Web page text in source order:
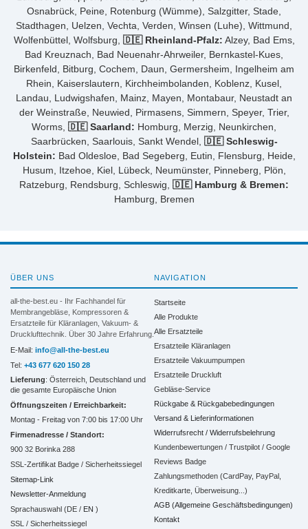
Osnabrück, Peine, Rotenburg (Wümme), Salzgitter, Stade,
Stadthagen, Uelzen, Vechta, Verden, Winsen (Luhe), Wittmund,
Wolfenbüttel, Wolfsburg, 🇩🇪 Rheinland-Pfalz: Alzey, Bad Ems,
Bad Kreuznach, Bad Neuenahr-Ahrweiler, Bernkastel-Kues,
Birkenfeld, Bitburg, Cochem, Daun, Germersheim, Ingelheim am
Rhein, Kaiserslautern, Kirchheimbolanden, Koblenz, Kusel,
Landau, Ludwigshafen, Mainz, Mayen, Montabaur, Neustadt an
der Weinstraße, Neuwied, Pirmasens, Simmern, Speyer, Trier,
Worms, 🇩🇪 Saarland: Homburg, Merzig, Neunkirchen,
Saarbrücken, Saarlouis, Sankt Wendel, 🇩🇪 Schleswig-
Holstein: Bad Oldesloe, Bad Segeberg, Eutin, Flensburg, Heide,
Husum, Itzehoe, Kiel, Lübeck, Neumünster, Pinneberg, Plön,
Ratzeburg, Rendsburg, Schleswig, 🇩🇪 Hamburg & Bremen:
Hamburg, Bremen
ÜBER UNS
all-the-best.eu - Ihr Fachhandel für
Membrangebläse, Kompressoren &
Ersatzteile für Kläranlagen, Vakuum- &
Drucklufttechnik. Über 30 Jahre Erfahrung.
E-Mail: info@all-the-best.eu
Tel: +43 677 620 150 28
Lieferung: Österreich, Deutschland und
die gesamte Europäische Union
Öffnungszeiten / Erreichbarkeit:
Montag - Freitag von 7:00 bis 17:00 Uhr
Firmenadresse / Standort:
900 32 Borinka 288
SSL-Zertifikat Badge / Sicherheitssiegel
Sitemap-Link
Newsletter-Anmeldung
Sprachauswahl (DE / EN )
SSL / Sicherheitssiegel
NAVIGATION
Startseite
Alle Produkte
Alle Ersatzteile
Ersatzteile Kläranlagen
Ersatzteile Vakuumpumpen
Ersatzteile Druckluft
Gebläse-Service
Rückgabe & Rückgabebedingungen
Versand & Lieferinformationen
Widerrufsrecht / Widerrufsbelehrung
Kundenbewertungen / Trustpilot / Google
Reviews Badge
Zahlungsmethoden (CardPay, PayPal,
Kreditkarte, Überweisung...)
AGB (Allgemeine Geschäftsbedingungen)
Kontakt